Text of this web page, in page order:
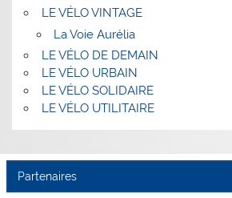
LE VÉLO VINTAGE
La Voie Aurélia
LE VÉLO DE DEMAIN
LE VÉLO URBAIN
LE VÉLO SOLIDAIRE
LE VÉLO UTILITAIRE
Partenaires